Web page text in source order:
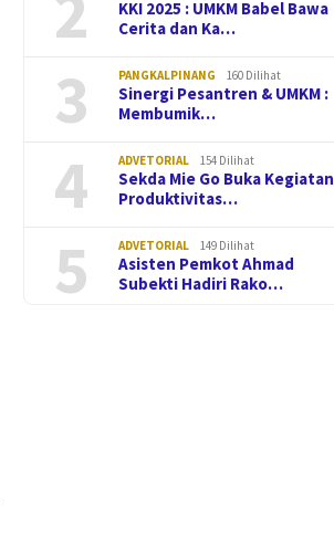
KKI 2025 : UMKM Babel Bawa
Cerita dan Ka…
3 PANGKALPINANG 160 Dilihat
Sinergi Pesantren & UMKM :
Membumik…
4 ADVETORIAL 154 Dilihat
Sekda Mie Go Buka Kegiatan
Produktivitas…
5 ADVETORIAL 149 Dilihat
Asisten Pemkot Ahmad
Subekti Hadiri Rako…